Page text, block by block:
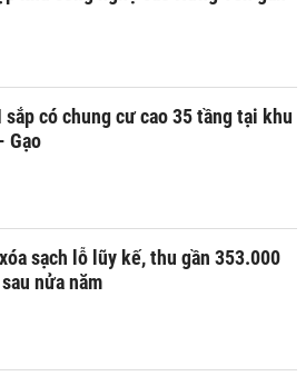
sắp có chung cư cao 35 tầng tại khu
Gạo
sạch lỗ lũy kế, thu gần 353.000
nửa năm